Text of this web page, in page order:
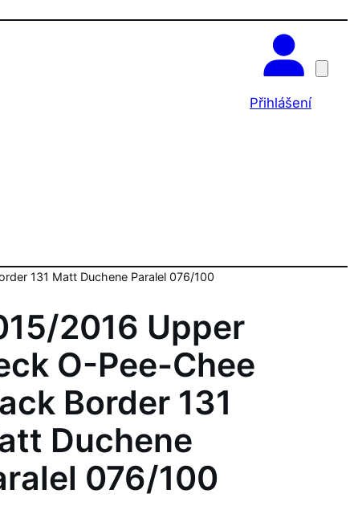
Přihlášení
131 Matt Duchene Paralel 076/100
2016 Upper
O-Pee-Chee
Border 131
Duchene
076/100